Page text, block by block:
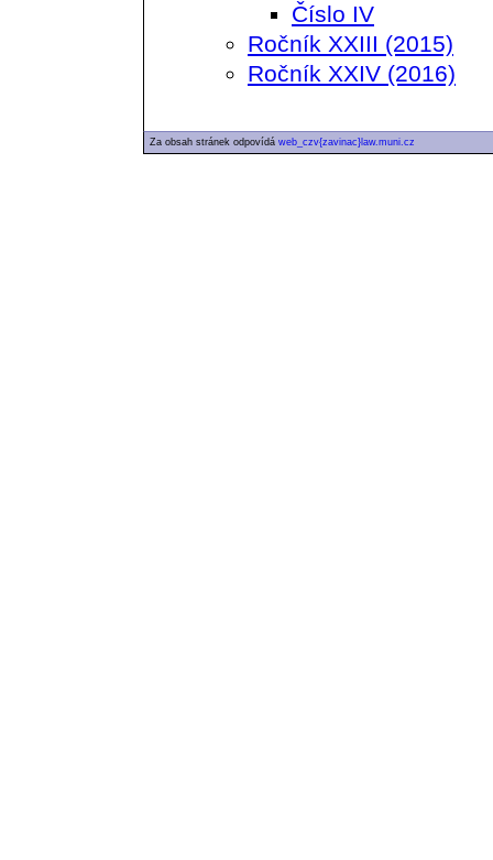
Číslo IV
Ročník XXIII (2015)
Ročník XXIV (2016)
Za obsah stránek odpovídá web_czv{zavinac}law.muni.cz